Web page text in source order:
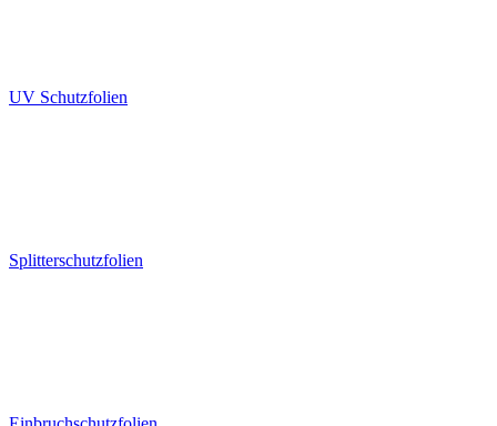
UV Schutzfolien
Splitterschutzfolien